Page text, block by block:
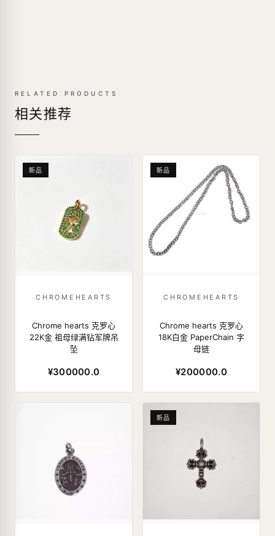
RELATED PRODUCTS
相关推荐
新品
CHROMEHEARTS
Chrome hearts 克罗心
22K金 祖母绿满钻军牌吊
坠
¥300000.0
新品
CHROMEHEARTS
Chrome hearts 克罗心
18K白金 PaperChain 字
母链
¥200000.0
新品